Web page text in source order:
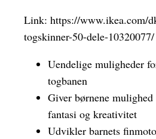
Link: https://www.ikea.com/
togskinner-50-dele-10320077/
Uendelige muligheder
togbanen
Giver børnene
fantasi og kreativitet
Udvikler barnets